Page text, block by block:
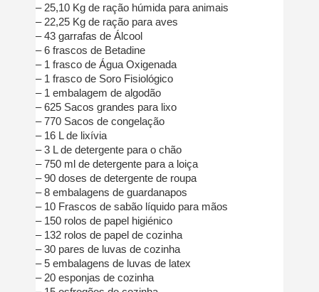
– 25,10 Kg de ração húmida para animais
– 22,25 Kg de ração para aves
– 43 garrafas de Álcool
– 6 frascos de Betadine
– 1 frasco de Água Oxigenada
– 1 frasco de Soro Fisiológico
– 1 embalagem de algodão
– 625 Sacos grandes para lixo
– 770 Sacos de congelação
– 16 L de lixívia
– 3 L de detergente para o chão
– 750 ml de detergente para a loiça
– 90 doses de detergente de roupa
– 8 embalagens de guardanapos
– 10 Frascos de sabão líquido para mãos
– 150 rolos de papel higiénico
– 132 rolos de papel de cozinha
– 30 pares de luvas de cozinha
– 5 embalagens de luvas de latex
– 20 esponjas de cozinha